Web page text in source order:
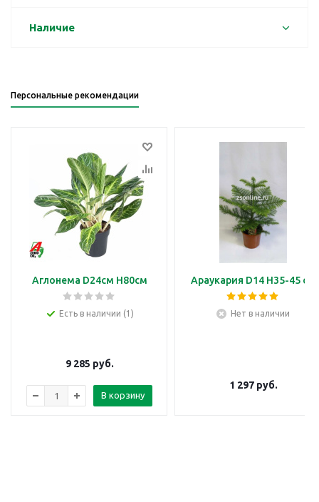
Наличие
Персональные рекомендации
Аглонема D24см H80см
Есть в наличии (1)
9 285 руб.
В корзину
Араукария D14 H35-45 см
Нет в наличии
1 297руб.